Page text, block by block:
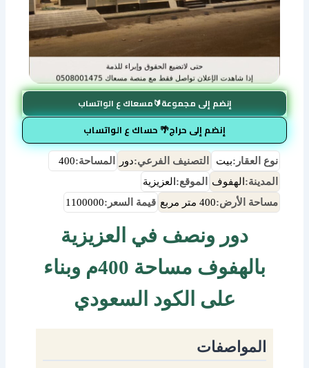
إنضم إلى مجموعة🔰مسعاك ع الواتساب
إنضم إلى حراج🌴 حساك ع الواتساب
نوع العقار:بيت التصنيف الفرعي:دور المساحة:400
المدينة: الهفوف الموقع: العزيزية
مساحة الأرض:400 متر مربع قيمة السعر:1100000
دور ونصف في العزيزية
بالهفوف مساحة 400م وبناء
على الكود السعودي
المواصفات